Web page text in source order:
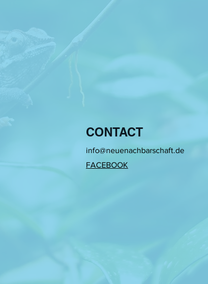
CONTACT
info@neuenachbarschaft.de
FACEBOOK